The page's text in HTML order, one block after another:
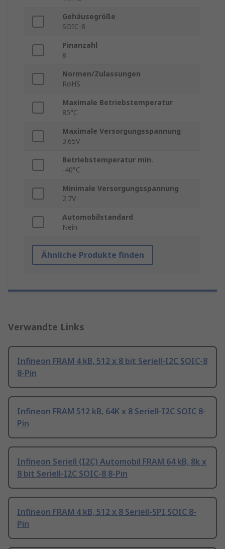
Gehäusegröße
SOIC-8
Pinanzahl
8
Normen/Zulassungen
RoHS
Maximale Betriebstemperatur
85°C
Maximale Versorgungsspannung
3.65V
Betriebstemperatur min.
-40°C
Minimale Versorgungsspannung
2.7V
Automobilstandard
Nein
Ähnliche Produkte finden
Verwandte Links
Infineon FRAM 4 kB, 512 x 8 bit Seriell-I2C SOIC-8
8-Pin
Infineon FRAM 512 kB, 64K x 8 Seriell-I2C SOIC 8-
Pin
Infineon Seriell (I2C) Automobil FRAM 64 kB, 8k x
8 bit Seriell-I2C SOIC-8 8-Pin
Infineon FRAM 4 kB, 512 x 8 Seriell-SPI SOIC 8-
Pin